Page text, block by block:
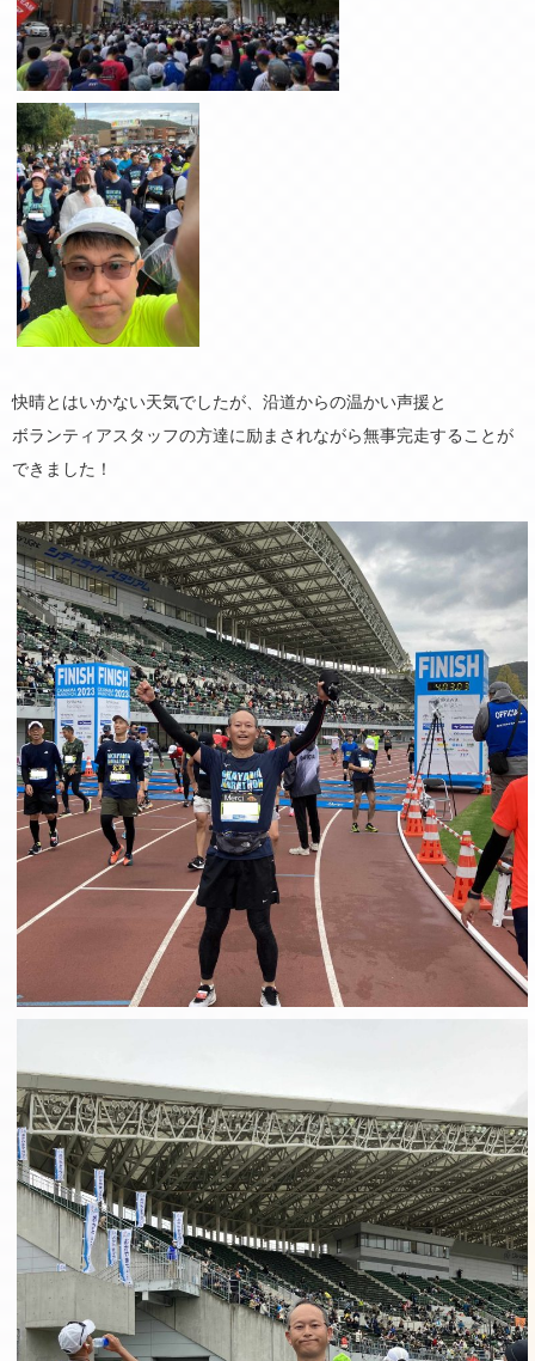
快晴とはいかない天気でしたが、沿道からの温かい声援と
ボランティアスタッフの方達に励まされながら無事完走することが
できました！